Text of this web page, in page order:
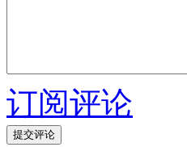
订阅评论